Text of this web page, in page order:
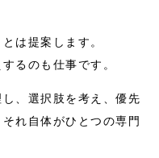
は提案します。
るのも仕事です。
、選択肢を考え、優先
れ自体がひとつの専門